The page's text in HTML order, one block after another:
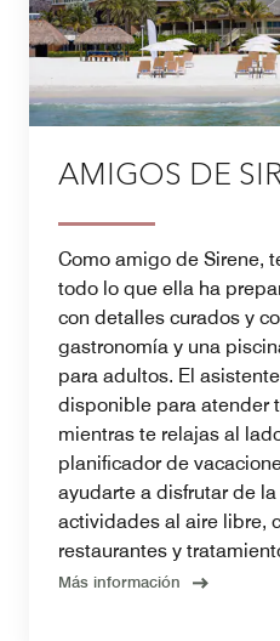
AMIGOS DE
Como amigo de Sirene,
todo lo que ella ha
con detalles curados y
gastronomía y una
para adultos. El
disponible para atender
mientras te relajas al
planificador de
ayudarte a disfrutar de
actividades al aire libre,
restaurantes y
Más información